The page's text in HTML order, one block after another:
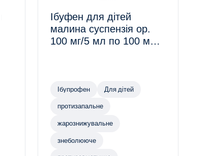
Ібуфен для дітей
малина суспензія ор.
100 мг/5 мл по 100 мл у
Ібупрофен Для дітей
протизапальне
жарознижувальне
знеболююче